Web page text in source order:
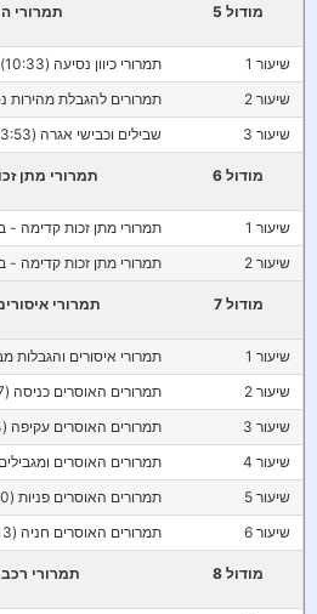
מודול 5 תמרורי
שיעור 1
תמרורי כיוון נסיעה (10:33)
שיעור 2
תמרורים להגבלת מהירות
שיעור 3
שבילים וכבישי אגרה (3:53)
מודול 6 תמרורי מתן
שיעור 1
תמרורי מתן זכות קדימה -
שיעור 2
תמרורי מתן זכות קדימה -
מודול 7 תמרורי
שיעור 1
תמרורי איסורים והגבלות מבוא
שיעור 2
תמרורים האוסרים כניסה (6:47)
שיעור 3
תמרורים האוסרים עקיפה (3:24)
שיעור 4
תמרורים האוסרים ומגבילים
שיעור 5
תמרורים האוסרים פניות (1:50)
שיעור 6
תמרורים האוסרים חניה (2:13)
מודול 8 תמרורי רכב